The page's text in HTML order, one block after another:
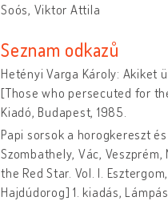
Soós, Viktor Attila
Seznam odkazů
Hetényi Varga Károly: Akiket
[Those who persecuted for
Kiadó, Budapest, 1985.
Papi sorsok a horogkereszt
Szombathely, Vác,
the Red Star. Vol. I.
Hajdúdorog] 1. kiadás,